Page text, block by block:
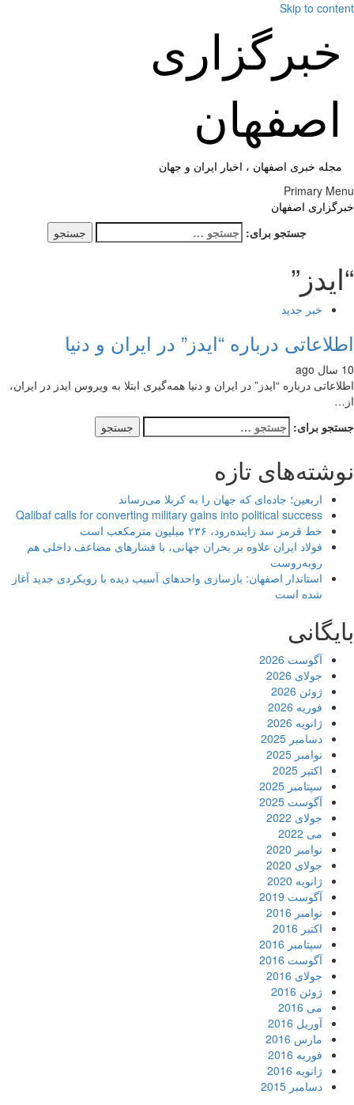
Skip to
خبرگزاری
اصفهان
مجله خبری اصفهان ، اخبار ایران و جهان
Primary
اصفهان
جستجو برای:
خبر جدید
درباره “ایدز” در ایران و دنیا
درباره “ایدز” در ایران و دنیا همه‌گیری ابتلا به ویروس ایدز در ایران،
برای:
تازه
اربعین؛ جاده‌ای که جهان را به کربلا می‌رساند
Qalibaf calls for converting military gains into political success
خط قرمز سد زاینده‌رود، ۲۳۶ میلیون مترمکعب است
فولاد ایران علاوه بر بحران جهانی، با فشارهای مضاعف داخلی هم
روبه‌روست
استاندار اصفهان: بازسازی واحدهای آسیب دیده با رویکردی جدید آغاز
شده است
آگوست 2026
جولای 2026
ژوئن 2026
فوریه 2026
ژانویه 2026
دسامبر 2025
نوامبر 2025
اکتبر 2025
سپتامبر 2025
آگوست 2025
جولای 2022
می 2022
نوامبر 2020
جولای 2020
ژانویه 2020
آگوست 2019
نوامبر 2016
اکتبر 2016
سپتامبر 2016
آگوست 2016
جولای 2016
ژوئن 2016
می 2016
آوریل 2016
مارس 2016
فوریه 2016
ژانویه 2016
دسامبر 2015